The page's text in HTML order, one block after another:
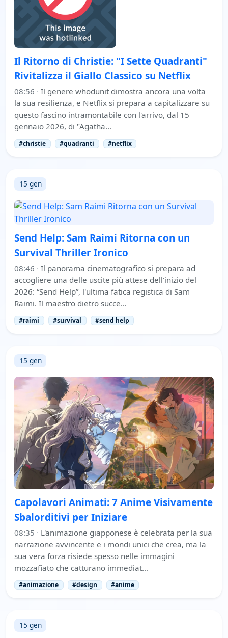
Il Ritorno di Christie: "I Sette Quadranti"
Rivitalizza il Giallo Classico su Netflix
08:56 · Il genere whodunit dimostra ancora una volta
la sua resilienza, e Netflix si prepara a capitalizzare su
questo fascino intramontabile con l'arrivo, dal 15
gennaio 2026, di "Agatha…
#christie #quadranti #netflix
15 gen
Send Help: Sam Raimi Ritorna con un
Survival Thriller Ironico
08:46 · Il panorama cinematografico si prepara ad
accogliere una delle uscite più attese dell'inizio del
2026: “Send Help”, l'ultima fatica registica di Sam
Raimi. Il maestro dietro succe…
#raimi #survival #send help
15 gen
Capolavori Animati: 7 Anime Visivamente
Sbalorditivi per Iniziare
08:35 · L'animazione giapponese è celebrata per la sua
narrazione avvincente e i mondi unici che crea, ma la
sua vera forza risiede spesso nelle immagini
mozzafiato che catturano immediat…
#animazione #design #anime
15 gen